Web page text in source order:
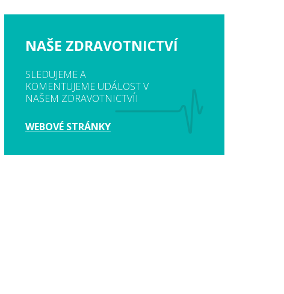
NAŠE ZDRAVOTNICTVÍ
SLEDUJEME A
KOMENTUJEME UDÁLOST V
NAŠEM ZDRAVOTNICTVÍI
WEBOVÉ STRÁNKY